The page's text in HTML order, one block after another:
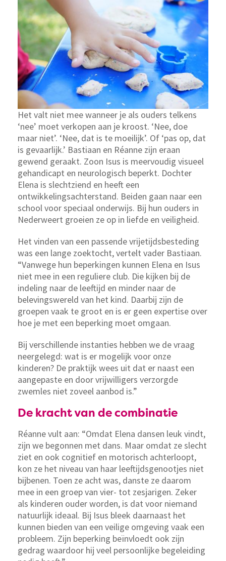
Het valt niet mee wanneer je als ouders telkens
‘nee’ moet verkopen aan je kroost. ‘Nee, doe
maar niet’. ‘Nee, dat is te moeilijk’. Of ‘pas op, dat
is gevaarlijk.’ Bastiaan en Réanne zijn eraan
gewend geraakt. Zoon Isus is meervoudig visueel
gehandicapt en neurologisch beperkt. Dochter
Elena is slechtziend en heeft een
ontwikkelingsachterstand. Beiden gaan naar een
school voor speciaal onderwijs. Bij hun ouders in
Nederweert groeien ze op in liefde en veiligheid.
Het vinden van een passende vrijetijdsbesteding
was een lange zoektocht, vertelt vader Bastiaan.
“Vanwege hun beperkingen kunnen Elena en Isus
niet mee in een reguliere club. Die kijken bij de
indeling naar de leeftijd en minder naar de
belevingswereld van het kind. Daarbij zijn de
groepen vaak te groot en is er geen expertise over
hoe je met een beperking moet omgaan.
Bij verschillende instanties hebben we de vraag
neergelegd: wat is er mogelijk voor onze
kinderen? De praktijk wees uit dat er naast een
aangepaste en door vrijwilligers verzorgde
zwemles niet zoveel aanbod is.”
De kracht van de combinatie
Réanne vult aan: “Omdat Elena dansen leuk vindt,
zijn we begonnen met dans. Maar omdat ze slecht
ziet en ook cognitief en motorisch achterloopt,
kon ze het niveau van haar leeftijdsgenootjes niet
bijbenen. Toen ze acht was, danste ze daarom
mee in een groep van vier- tot zesjarigen. Zeker
als kinderen ouder worden, is dat voor niemand
natuurlijk ideaal. Bij Isus bleek daarnaast het
kunnen bieden van een veilige omgeving vaak een
probleem. Zijn beperking beïnvloedt ook zijn
gedrag waardoor hij veel persoonlijke begeleiding